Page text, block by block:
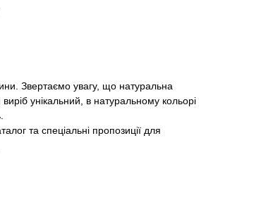
Звертаємо увагу, що натуральна
унікальний, в натуральному кольорі
та спеціальні пропозиції для